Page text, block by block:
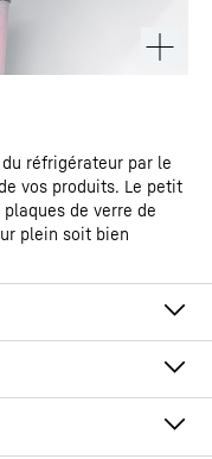
réfrigérateur par le
vos produits. Le petit
de verre de
plein soit bien